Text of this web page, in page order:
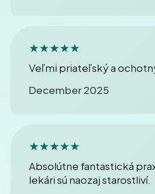
★★★★★
Veľmi priateľský a
December 2025
★★★★★
Absolútne fantastická
lekári sú naozaj starostliví.